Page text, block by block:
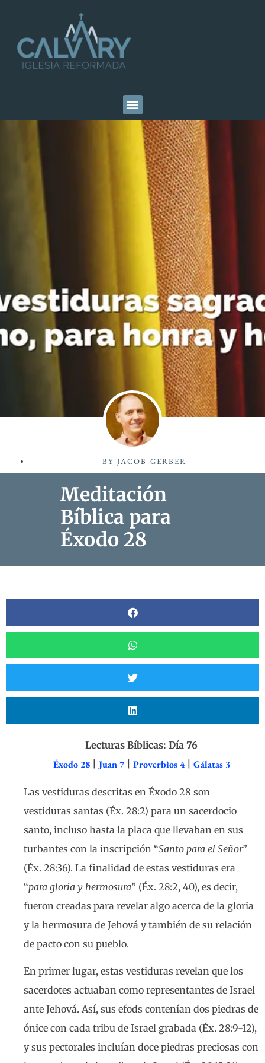
BY JACOB GERBER
Meditación
Bíblica para
Éxodo 28
Lecturas Bíblicas: Día 76
Éxodo 28| Juan 7| Proverbios 4| Gálatas 3
Las vestiduras descritas en Éxodo 28 son
vestiduras santas (Éx. 28:2) para un sacerdocio
santo, incluso hasta la placa que llevaban en sus
turbantes con la inscripción “Santo para el Señor”
(Éx. 28:36). La finalidad de estas vestiduras era
“para gloria y hermosura” (Éx. 28:2, 40), es decir,
fueron creadas para revelar algo acerca de la gloria
y la hermosura de Jehová y también de su relación
de pacto con su pueblo.
En primer lugar, estas vestiduras revelan que los
sacerdotes actuaban como representantes de Israel
ante Jehová. Así, sus efods contenían dos piedras de
ónice con cada tribu de Israel grabada (Éx. 28:9-12),
y sus pectorales incluían doce piedras preciosas con